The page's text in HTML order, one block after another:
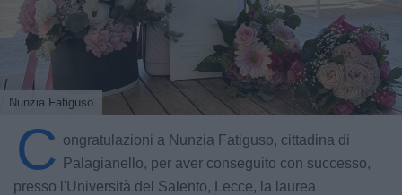
Nunzia Fatiguso
C ongratulazioni a Nunzia Fatiguso, cittadina di
Palagianello, per aver conseguito con successo,
presso l'Università del Salento, Lecce, la laurea